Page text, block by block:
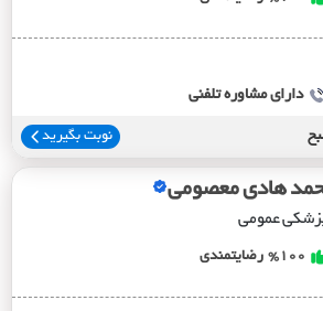
دارای مشاوره تلفنی
نوبت بگیرید
هادی معصومی
عمومی
%100 رضایتمندی